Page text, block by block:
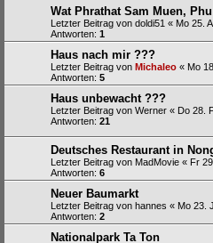
Wat Phrathat Sam Muen,
Letzter Beitrag von doldi51 « Mo 25.
Antworten: 1
Haus nach mir ???
Letzter Beitrag von Michaleo « Mo
Antworten: 5
Haus unbewacht ???
Letzter Beitrag von Werner « Do 28.
Antworten: 21
Deutsches Restaurant in
Letzter Beitrag von MadMovie « Fr
Antworten: 6
Neuer Baumarkt
Letzter Beitrag von hannes « Mo 23.
Antworten: 2
Nationalpark Ta Ton